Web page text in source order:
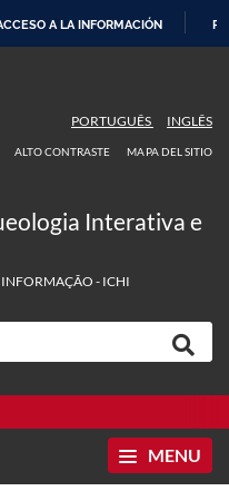
A LA INFORMACIÓN
PORTUGUÊS INGLÊS
ALTO CONTRASTE MAPA DEL SITIO
Interativa e
INFORMAÇÃO - ICHI
MENU